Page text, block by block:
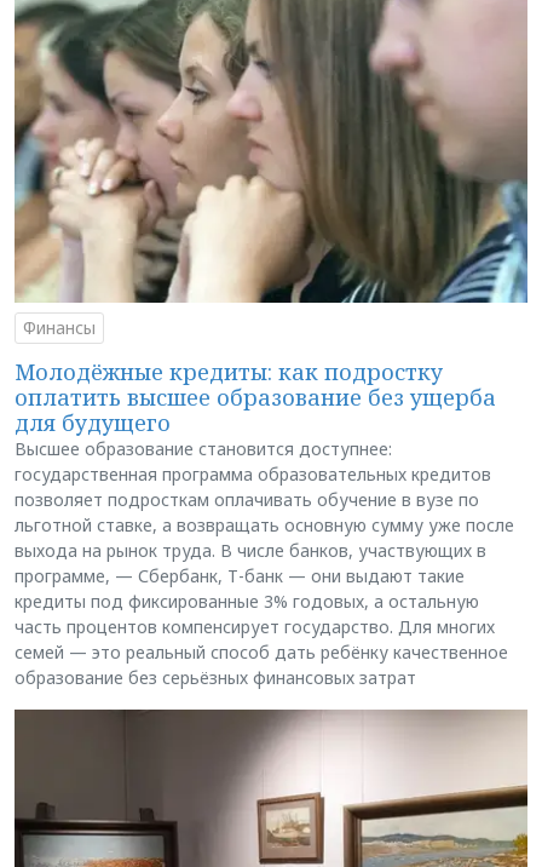
Финансы
Молодёжные кредиты: как подростку
оплатить высшее образование без ущерба
для будущего
Высшее образование становится доступнее:
государственная программа образовательных кредитов
позволяет подросткам оплачивать обучение в вузе по
льготной ставке, а возвращать основную сумму уже после
выхода на рынок труда. В числе банков, участвующих в
программе, — Сбербанк, Т-банк — они выдают такие
кредиты под фиксированные 3% годовых, а остальную
часть процентов компенсирует государство. Для многих
семей — это реальный способ дать ребёнку качественное
образование без серьёзных финансовых затрат